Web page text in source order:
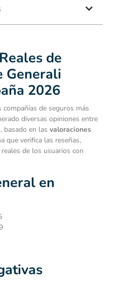
de
Generali
2026
compañías de seguros más
diversas opiniones entre
basado en las valoraciones
que verifica las reseñas,
de los usuarios con
en